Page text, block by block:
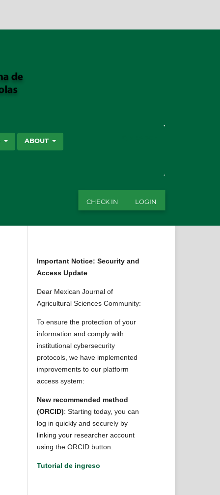
ABOUT
CHECK IN LOGIN
Important Notice: Security and
Access Update
Dear Mexican Journal of
Agricultural Sciences Community:
To ensure the protection of your
information and comply with
institutional cybersecurity
protocols, we have implemented
improvements to our platform
access system:
New recommended method
(ORCID): Starting today, you can
log in quickly and securely by
linking your researcher account
using the ORCID button.
Tutorial de ingreso